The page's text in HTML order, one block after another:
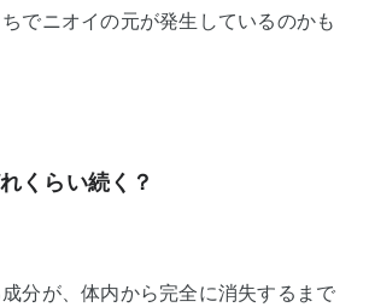
でニオイの元が発生しているのかも
くらい続く？
分が、体内から完全に消失するまで